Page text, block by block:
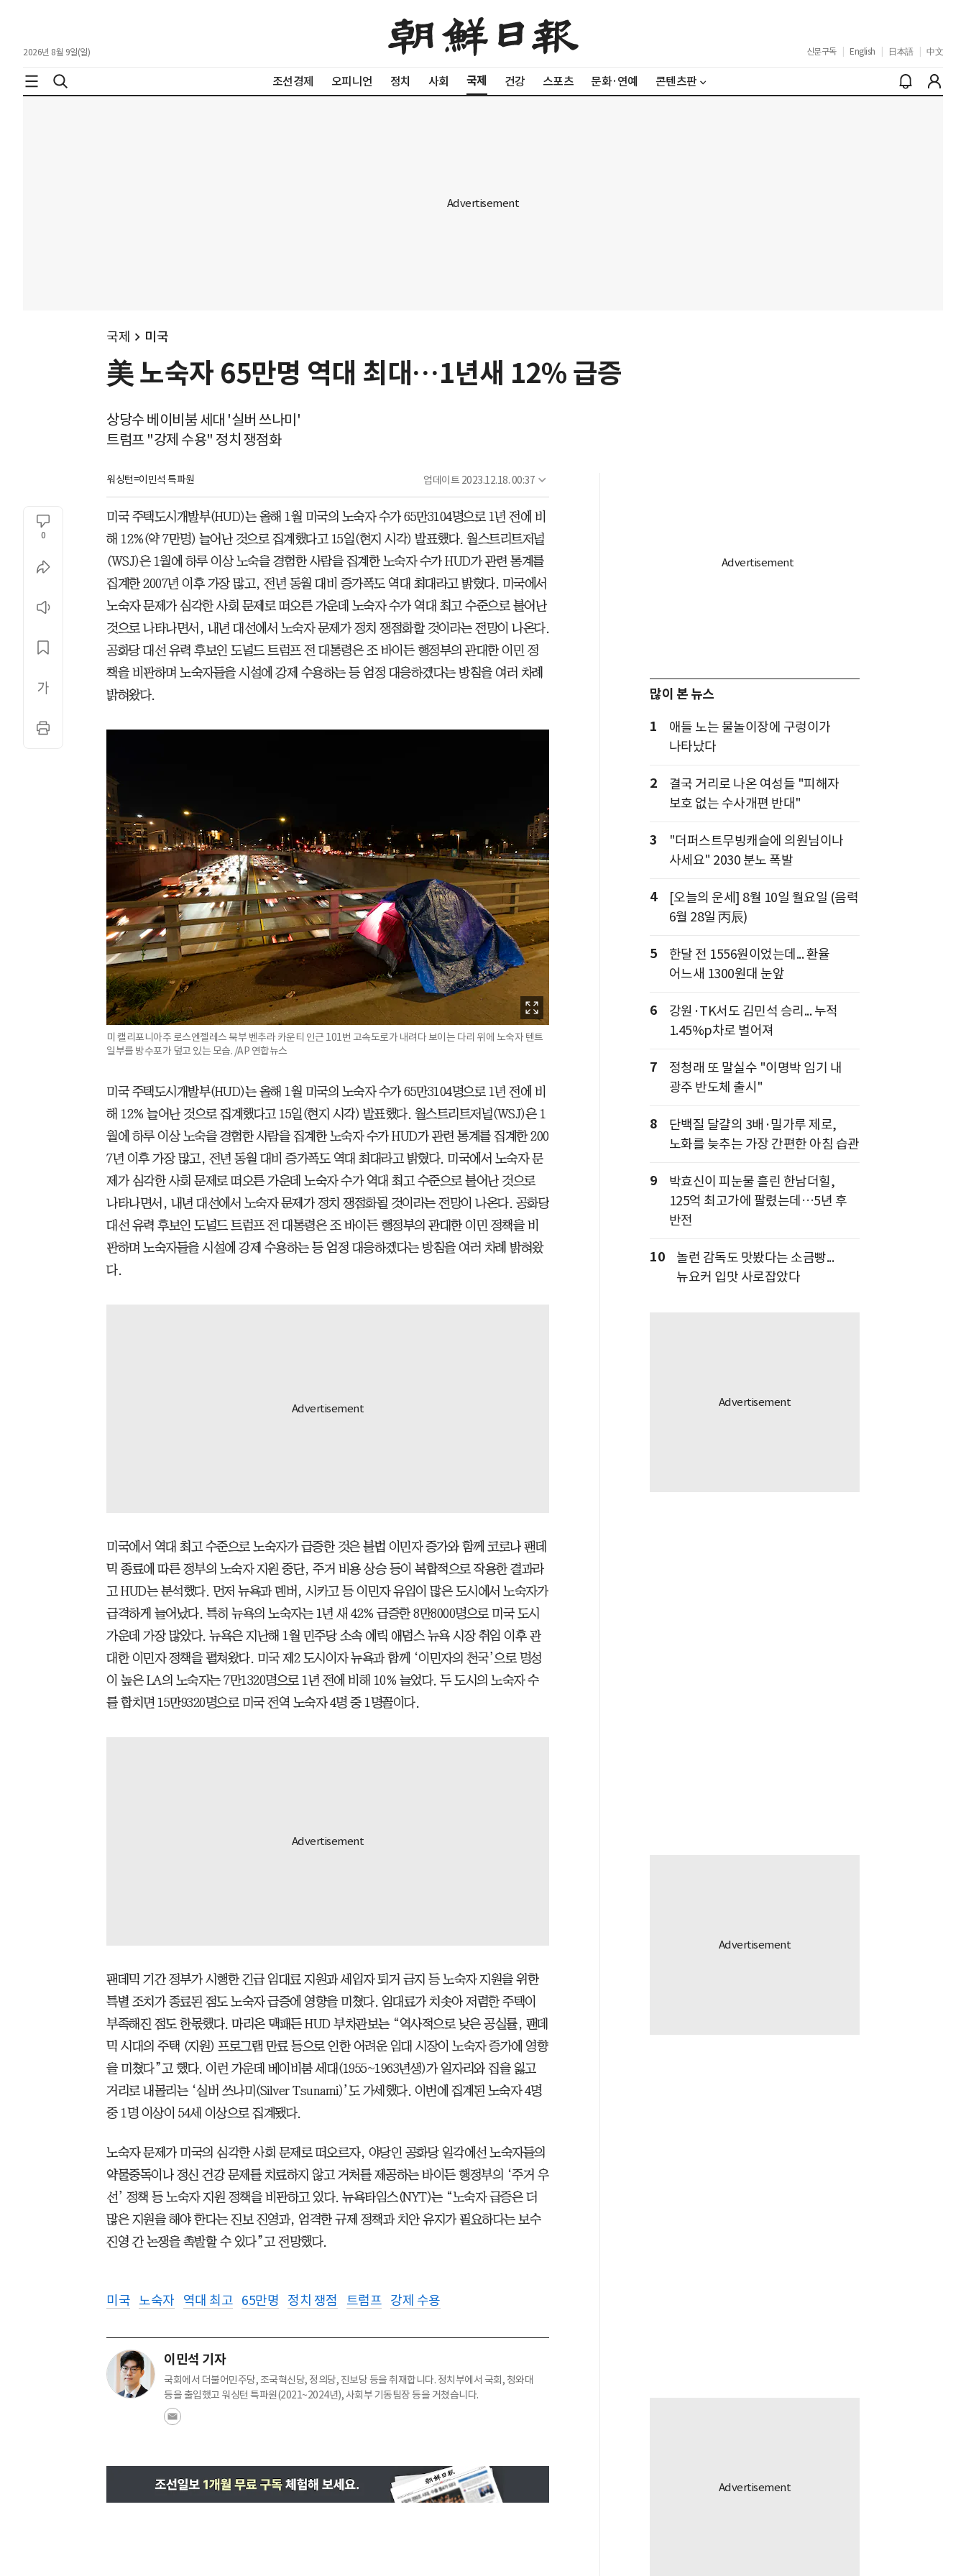
2026년 8월 9일(일) 신문구독 English 日本語 中文
조선경제 오피니언 정치 사회 국제 건강 스포츠 문화·연예 콘텐츠판
국제 미국
美 노숙자 65만명 역대 최대…1년새 12% 급증
상당수 베이비붐 세대 '실버 쓰나미'
트럼프 "강제 수용" 정치 쟁점화
워싱턴=이민석 특파원 업데이트 2023.12.18. 00:37
0
미국 주택도시개발부(HUD)는 올해 1월 미국의 노숙자 수가 65만3104명으로 1년 전에 비
해 12%(약 7만명) 늘어난 것으로 집계했다고 15일(현지 시각) 발표했다. 월스트리트저널
(WSJ)은 1월에 하루 이상 노숙을 경험한 사람을 집계한 노숙자 수가 HUD가 관련 통계를
집계한 2007년 이후 가장 많고, 전년 동월 대비 증가폭도 역대 최대라고 밝혔다. 미국에서
노숙자 문제가 심각한 사회 문제로 떠오른 가운데 노숙자 수가 역대 최고 수준으로 불어난
것으로 나타나면서, 내년 대선에서 노숙자 문제가 정치 쟁점화할 것이라는 전망이 나온다.
공화당 대선 유력 후보인 도널드 트럼프 전 대통령은 조 바이든 행정부의 관대한 이민 정
책을 비판하며 노숙자들을 시설에 강제 수용하는 등 엄정 대응하겠다는 방침을 여러 차례
밝혀왔다.
미 캘리포니아주 로스엔젤레스 북부 벤추라 카운티 인근 101번 고속도로가 내려다 보이는 다리 위에 노숙자 텐트
일부를 방수포가 덮고 있는 모습. /AP 연합뉴스
미국 주택도시개발부(HUD)는 올해 1월 미국의 노숙자 수가 65만3104명으로 1년 전에 비
해 12% 늘어난 것으로 집계했다고 15일(현지 시각) 발표했다. 월스트리트저널(WSJ)은 1
월에 하루 이상 노숙을 경험한 사람을 집계한 노숙자 수가 HUD가 관련 통계를 집계한 200
7년 이후 가장 많고, 전년 동월 대비 증가폭도 역대 최대라고 밝혔다. 미국에서 노숙자 문
제가 심각한 사회 문제로 떠오른 가운데 노숙자 수가 역대 최고 수준으로 불어난 것으로
나타나면서, 내년 대선에서 노숙자 문제가 정치 쟁점화될 것이라는 전망이 나온다. 공화당
대선 유력 후보인 도널드 트럼프 전 대통령은 조 바이든 행정부의 관대한 이민 정책을 비
판하며 노숙자들을 시설에 강제 수용하는 등 엄정 대응하겠다는 방침을 여러 차례 밝혀왔
다.
미국에서 역대 최고 수준으로 노숙자가 급증한 것은 불법 이민자 증가와 함께 코로나 팬데
믹 종료에 따른 정부의 노숙자 지원 중단, 주거 비용 상승 등이 복합적으로 작용한 결과라
고 HUD는 분석했다. 먼저 뉴욕과 덴버, 시카고 등 이민자 유입이 많은 도시에서 노숙자가
급격하게 늘어났다. 특히 뉴욕의 노숙자는 1년 새 42% 급증한 8만8000명으로 미국 도시
가운데 가장 많았다. 뉴욕은 지난해 1월 민주당 소속 에릭 애덤스 뉴욕 시장 취임 이후 관
대한 이민자 정책을 펼쳐왔다. 미국 제2 도시이자 뉴욕과 함께 ‘이민자의 천국’으로 명성
이 높은 LA의 노숙자는 7만1320명으로 1년 전에 비해 10% 늘었다. 두 도시의 노숙자 수
를 합치면 15만9320명으로 미국 전역 노숙자 4명 중 1명꼴이다.
팬데믹 기간 정부가 시행한 긴급 임대료 지원과 세입자 퇴거 금지 등 노숙자 지원을 위한
특별 조치가 종료된 점도 노숙자 급증에 영향을 미쳤다. 임대료가 치솟아 저렴한 주택이
부족해진 점도 한몫했다. 마리온 맥패든 HUD 부차관보는 “역사적으로 낮은 공실률, 팬데
믹 시대의 주택 (지원) 프로그램 만료 등으로 인한 어려운 임대 시장이 노숙자 증가에 영향
을 미쳤다”고 했다. 이런 가운데 베이비붐 세대(1955~1963년생)가 일자리와 집을 잃고
거리로 내몰리는 ‘실버 쓰나미(Silver Tsunami)’도 가세했다. 이번에 집계된 노숙자 4명
중 1명 이상이 54세 이상으로 집계됐다.
노숙자 문제가 미국의 심각한 사회 문제로 떠오르자, 야당인 공화당 일각에선 노숙자들의
약물중독이나 정신 건강 문제를 치료하지 않고 거처를 제공하는 바이든 행정부의 ‘주거 우
선’ 정책 등 노숙자 지원 정책을 비판하고 있다. 뉴욕타임스(NYT)는 “노숙자 급증은 더
많은 지원을 해야 한다는 진보 진영과, 엄격한 규제 정책과 치안 유지가 필요하다는 보수
진영 간 논쟁을 촉발할 수 있다”고 전망했다.
미국 노숙자 역대 최고 65만명 정치 쟁점 트럼프 강제 수용
이민석 기자
국회에서 더불어민주당, 조국혁신당, 정의당, 진보당 등을 취재합니다. 정치부에서 국회, 청와대
등을 출입했고 워싱턴 특파원(2021~2024년), 사회부 기동팀장 등을 거쳤습니다.
많이 본 뉴스
1
애들 노는 물놀이장에 구렁이가
나타났다
2
결국 거리로 나온 여성들 "피해자
보호 없는 수사개편 반대"
3
"더퍼스트무빙캐슬에 의원님이나
사세요" 2030 분노 폭발
4
[오늘의 운세] 8월 10일 월요일 (음력
6월 28일 丙辰)
5
한달 전 1556원이었는데... 환율
어느새 1300원대 눈앞
6
강원·TK서도 김민석 승리... 누적
1.45%p차로 벌어져
7
정청래 또 말실수 "이명박 임기 내
광주 반도체 출시"
8
단백질 달걀의 3배·밀가루 제로,
노화를 늦추는 가장 간편한 아침 습관
9
박효신이 피눈물 흘린 한남더힐,
125억 최고가에 팔렸는데…5년 후
반전
10
놀런 감독도 맛봤다는 소금빵...
뉴요커 입맛 사로잡았다